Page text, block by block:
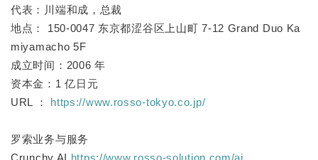
代表：川端和成，总裁
地点： 150-0047 东京都涩谷区上山町 7-12 Grand Duo Ka
miyamacho 5F
成立时间：2006 年
资本金：1 亿日元
URL ： https://www.rosso-tokyo.co.jp/
罗索业务与服务
Crunchy AI https://www.rosso-solution.com/ai